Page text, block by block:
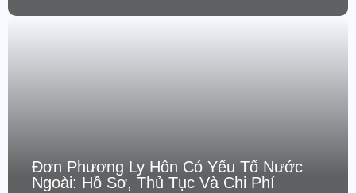
Đơn Phương Ly Hôn Có Yếu Tố Nước
Ngoài: Hồ Sơ, Thủ Tục Và Chi Phí